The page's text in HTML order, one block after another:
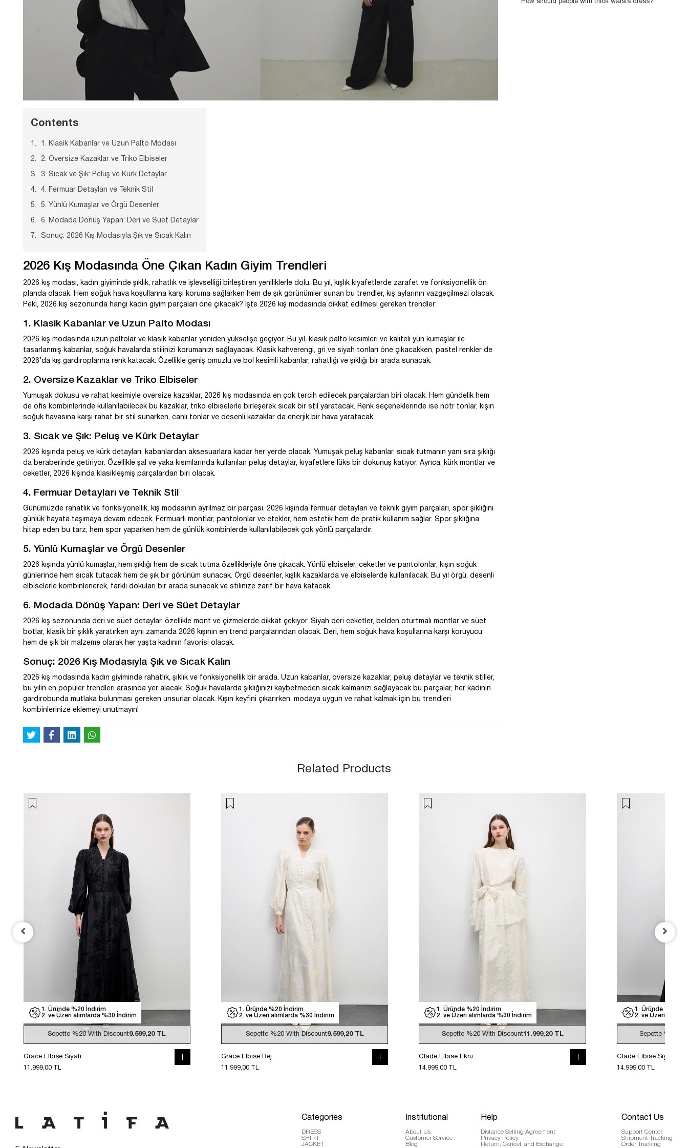
Contents
1. Klasik Kabanlar ve Uzun Palto Modası
2. Oversize Kazaklar ve Triko Elbiseler
3. Sıcak ve Şık: Peluş ve Kürk Detaylar
4. Fermuar Detayları ve Teknik Stil
5. Yünlü Kumaşlar ve Örgü Desenler
6. Modada Dönüş Yapan: Deri ve Süet Detaylar
Sonuç: 2026 Kış Modasıyla Şık ve Sıcak Kalın
2026 Kış Modasında Öne Çıkan Kadın Giyim Trendleri
2026 kış modası, kadın giyiminde şıklık, rahatlık ve işlevselliği birleştiren yeniliklerle dolu. Bu yıl, kışlık kıyafetlerde zarafet ve fonksiyonellik ön
planda olacak. Hem soğuk hava koşullarına karşı koruma sağlarken hem de şık görünümler sunan bu trendler, kış aylarının vazgeçilmezi olacak.
Peki, 2026 kış sezonunda hangi kadın giyim parçaları öne çıkacak? İşte 2026 kış modasında dikkat edilmesi gereken trendler:
1. Klasik Kabanlar ve Uzun Palto Modası
2026 kış modasında uzun paltolar ve klasik kabanlar yeniden yükselişe geçiyor. Bu yıl, klasik palto kesimleri ve kaliteli yün kumaşlar ile
tasarlanmış kabanlar, soğuk havalarda stilinizi korumanızı sağlayacak. Klasik kahverengi, gri ve siyah tonları öne çıkacakken, pastel renkler de
2026’da kış gardıroplarına renk katacak. Özellikle geniş omuzlu ve bol kesimli kabanlar, rahatlığı ve şıklığı bir arada sunacak.
2. Oversize Kazaklar ve Triko Elbiseler
Yumuşak dokusu ve rahat kesimiyle oversize kazaklar, 2026 kış modasında en çok tercih edilecek parçalardan biri olacak. Hem gündelik hem
de ofis kombinlerinde kullanılabilecek bu kazaklar, triko elbiselerle birleşerek sıcak bir stil yaratacak. Renk seçeneklerinde ise nötr tonlar, kışın
soğuk havasına karşı rahat bir stil sunarken, canlı tonlar ve desenli kazaklar da enerjik bir hava yaratacak.
3. Sıcak ve Şık: Peluş ve Kürk Detaylar
2026 kışında peluş ve kürk detayları, kabanlardan aksesuarlara kadar her yerde olacak. Yumuşak peluş kabanlar, sıcak tutmanın yanı sıra şıklığı
da beraberinde getiriyor. Özellikle şal ve yaka kısımlarında kullanılan peluş detaylar, kıyafetlere lüks bir dokunuş katıyor. Ayrıca, kürk montlar ve
ceketler, 2026 kışında klasikleşmiş parçalardan biri olacak.
4. Fermuar Detayları ve Teknik Stil
Günümüzde rahatlık ve fonksiyonellik, kış modasının ayrılmaz bir parçası. 2026 kışında fermuar detayları ve teknik giyim parçaları, spor şıklığını
günlük hayata taşımaya devam edecek. Fermuarlı montlar, pantolonlar ve etekler, hem estetik hem de pratik kullanım sağlar. Spor şıklığına
hitap eden bu tarz, hem spor yaparken hem de günlük kombinlerde kullanılabilecek çok yönlü parçalardır.
5. Yünlü Kumaşlar ve Örgü Desenler
2026 kışında yünlü kumaşlar, hem şıklığı hem de sıcak tutma özellikleriyle öne çıkacak. Yünlü elbiseler, ceketler ve pantolonlar, kışın soğuk
günlerinde hem sıcak tutacak hem de şık bir görünüm sunacak. Örgü desenler, kışlık kazaklarda ve elbiselerde kullanılacak. Bu yıl örgü, desenli
elbiselerle kombinlenerek, farklı dokuları bir arada sunacak ve stilinize zarif bir hava katacak.
6. Modada Dönüş Yapan: Deri ve Süet Detaylar
2026 kış sezonunda deri ve süet detaylar, özellikle mont ve çizmelerde dikkat çekiyor. Siyah deri ceketler, belden oturtmalı montlar ve süet
botlar, klasik bir şıklık yaratırken aynı zamanda 2026 kışının en trend parçalarından olacak. Deri, hem soğuk hava koşullarına karşı koruyucu
hem de şık bir malzeme olarak her yaşta kadının favorisi olacak.
Sonuç: 2026 Kış Modasıyla Şık ve Sıcak Kalın
2026 kış modasında kadın giyiminde rahatlık, şıklık ve fonksiyonellik bir arada. Uzun kabanlar, oversize kazaklar, peluş detaylar ve teknik stiller,
bu yılın en popüler trendleri arasında yer alacak. Soğuk havalarda şıklığınızı kaybetmeden sıcak kalmanızı sağlayacak bu parçalar, her kadının
gardırobunda mutlaka bulunması gereken unsurlar olacak. Kışın keyfini çıkarırken, modaya uygun ve rahat kalmak için bu trendleri
kombinlerinize eklemeyi unutmayın!
How should people with thick waists dress?
Related Products
1. Üründe %20 İndirim
2. ve Üzeri alımlarda %30 İndirim
Sepette%20With Discount9.599,20 TL
Grace Elbise Siyah
11.999,00 TL
1. Üründe %20 İndirim
2. ve Üzeri alımlarda %30 İndirim
Sepette %20 With Discount9.599,20 TL
Grace Elbise Bej
11.999,00 TL
1. Üründe %20 İndirim
2. ve Üzeri alımlarda %30 İndirim
Sepette %20 With Discount11.999,20 TL
Clade Elbise Ekru
14.999,00 TL
1. Üründe %20
2. ve Üzeri
Sepette %20
Clade Elbise Siyah
14.999,00 TL
Categories
DRESS
SHIRT
JACKET
Institutional
About Us
Customer Service
Blog
Help
Distance Selling Agreement
Privacy Policy
Return, Cancel, and Exchange
Contact Us
Support Center
Shipment Tracking
Order Tracking